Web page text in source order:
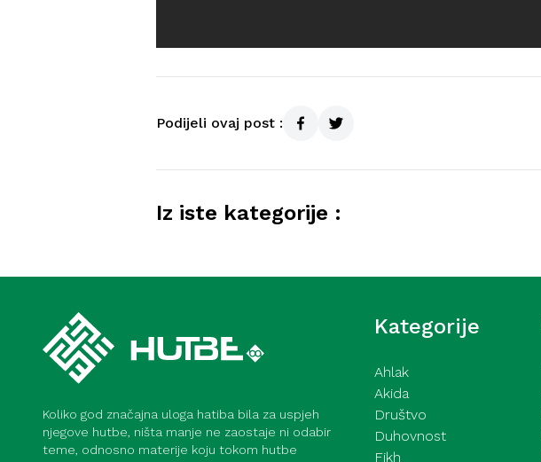
Podijeli ovaj post :
Iz iste kategorije :
Koliko god značajna uloga hatiba bila za uspjeh
njegove hutbe, ništa manje ne zaostaje ni odabir
teme, odnosno materije koju tokom hutbe
Kategorije
Ahlak
Akida
Društvo
Duhovnost
Fikh